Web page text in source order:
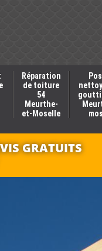
Réparation
de toiture
54
Meurthe-
et-Moselle
GRATUITS